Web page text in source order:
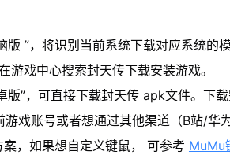
”，将识别当前系统下载对应系统
游戏中心搜索封天传下载安装游戏。
”，可直接下载封天传 apk文件。下载
游戏账号或者想通过其他渠道（B站/
，如果想自定义键鼠， 可参考 MuMu